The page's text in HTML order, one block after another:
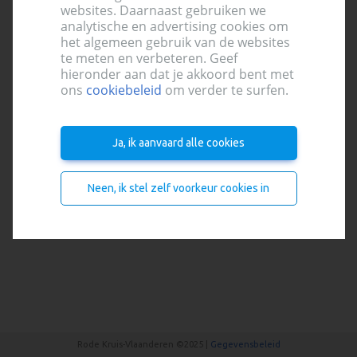
Aanmelden
Nog geen account?
Gegevensbeleid
websites. Daarnaast gebruiken we
analytische en advertising cookies om
het algemeen gebruik van de websites
te meten en verbeteren. Geef
hieronder aan dat je akkoord bent met
ons cookiebeleid om verder te surfen.
Ja, ik aanvaard alle cookies
Neen, ik stel zelf voorkeur cookies in